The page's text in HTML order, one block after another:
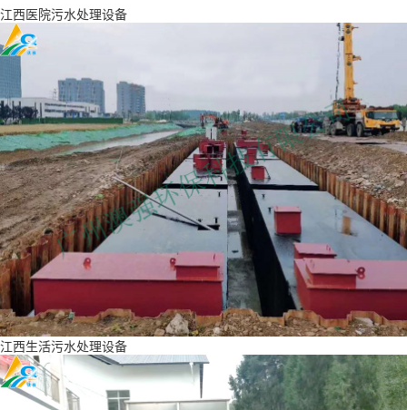
江西医院污水处理设备
江西生活污水处理设备